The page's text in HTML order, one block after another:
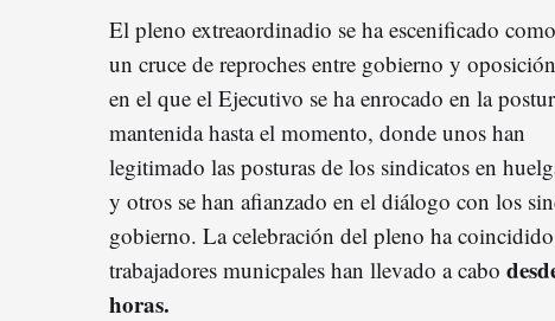
El pleno extreaordinadio se ha escenificado como
un cruce de reproches entre gobierno y oposición
en el que el Ejecutivo se ha enrocado en la
mantenida hasta el momento, donde unos han
legitimado las posturas de los sindicatos en
y otros se han afianzado en el diálogo con los
gobierno. La celebración del pleno ha
trabajadores municpales han llevado a cabo
horas.